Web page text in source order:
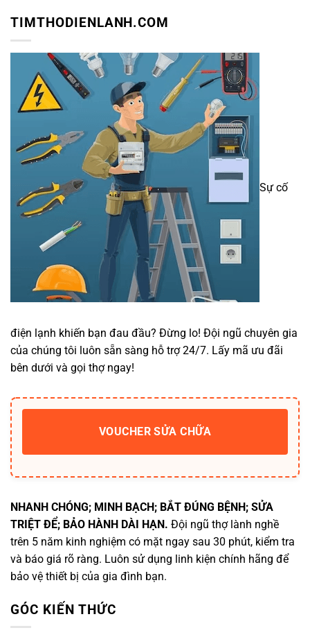
TIMTHODIENLANH.COM
Sự cố
điện lạnh khiến bạn đau đầu? Đừng lo! Đội ngũ chuyên gia
của chúng tôi luôn sẵn sàng hỗ trợ 24/7. Lấy mã ưu đãi
bên dưới và gọi thợ ngay!
VOUCHER SỬA CHỮA
NHANH CHÓNG; MINH BẠCH; BẮT ĐÚNG BỆNH; SỬA
TRIỆT ĐỂ; BẢO HÀNH DÀI HẠN. Đội ngũ thợ lành nghề
trên 5 năm kinh nghiệm có mặt ngay sau 30 phút, kiểm tra
và báo giá rõ ràng. Luôn sử dụng linh kiện chính hãng để
bảo vệ thiết bị của gia đình bạn.
GÓC KIẾN THỨC